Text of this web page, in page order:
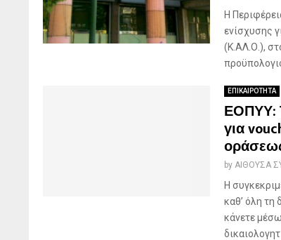
Η
ενίσχυσης
(Κ.ΑΛ.Ο.),
ΕΠΙΚΑΙΡΟΤΗΤΑ
ΕΟΠΥΥ:
για
by ΑΙΘΟΥΣΑ
Η
καθ’ όλη τη
κάνετε